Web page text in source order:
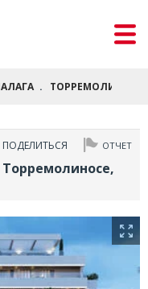
ТОРРЕМОЛИНОС
ОТЧЕТ
ПОДЕЛИТЬСЯ